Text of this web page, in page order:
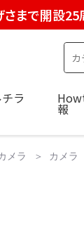
さまで開設25
ラ
報
メラ カメラ